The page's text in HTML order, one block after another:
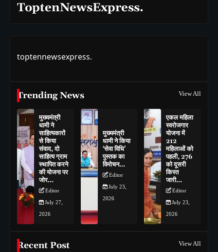
ToptenNewsExpress.
toptennewsexpress.
Trending News View All
मुख्यमंत्री
धामी ने
साहित्यकारों
से किया
संवाद, दो
साहित्य ग्राम
स्थापित करने
की योजना पर
जोर…
Editor
July 27,
2026
मुख्यमंत्री
धामी ने किया
‘सेवा विधि’
पुस्तक का
विमोचन…
Editor
July 23,
2026
एकल महिला
स्वरोजगार
योजना में
212
महिलाओं को
पहली, 276
को दूसरी
किस्त
जारी…
Editor
July 23,
2026
Recent Post View All